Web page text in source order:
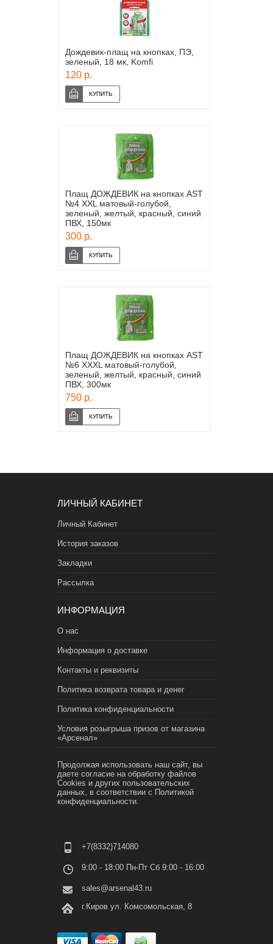
Дождевик-плащ на кнопках, ПЭ,
зеленый, 18 мк, Komfi
120 р.
Плащ ДОЖДЕВИК на кнопках AST
№4 ХХL матовый-голубой,
зеленый, желтый, красный, синий
ПВХ, 150мк
300 р.
Плащ ДОЖДЕВИК на кнопках AST
№6 XХХL матовый-голубой,
зеленый, желтый, красный, синий
ПВХ, 300мк
750 р.
ЛИЧНЫЙ КАБИНЕТ
Личный Кабинет
История заказов
Закладки
Рассылка
ИНФОРМАЦИЯ
О нас
Информация о доставке
Контакты и реквизиты
Политика возврата товара и денег
Политика конфиденциальности
Условия розыгрыша призов от магазина
«Арсенал»
Продолжая использовать наш сайт, вы
даете согласие на обработку файлов
Cookies и других пользовательских
данных, в соответствии с Политикой
конфиденциальности.
+7(8332)714080
9:00 - 18:00 Пн-Пт Сб 9:00 - 16:00
sales@arsenal43.ru
г.Киров ул. Комсомольская, 8